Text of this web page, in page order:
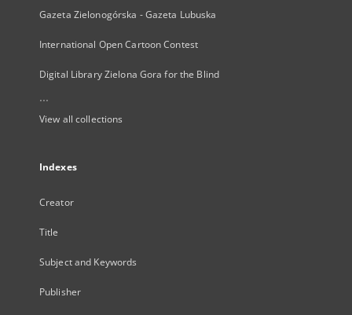
Gazeta Zielonogórska - Gazeta Lubuska
International Open Cartoon Contest
Digital Library Zielona Gora for the Blind
...
View all collections
Indexes
Creator
Title
Subject and Keywords
Publisher